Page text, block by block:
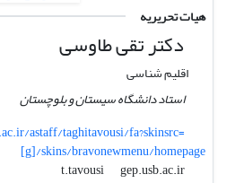
هیات تحریریه
دکتر تقی طاوسی
اقلیم شناسی
استاد دانشگاه سیستان و بلوچستان
astaff/taghitavousi/fa?skinsrc=
[g]/skins/bravonewmenu/homepage
t.tavousi
gep.usb.ac.ir